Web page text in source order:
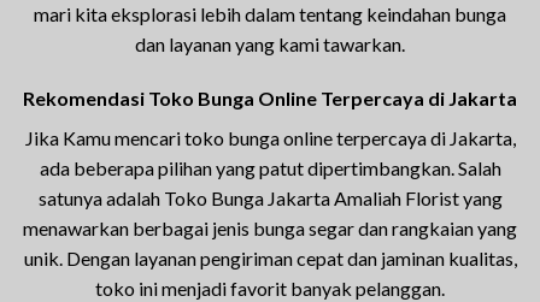
mari kita eksplorasi lebih dalam tentang keindahan bunga
dan layanan yang kami tawarkan.
Rekomendasi Toko Bunga Online Terpercaya di Jakarta
Jika Kamu mencari toko bunga online terpercaya di Jakarta,
ada beberapa pilihan yang patut dipertimbangkan. Salah
satunya adalah Toko Bunga Jakarta Amaliah Florist yang
menawarkan berbagai jenis bunga segar dan rangkaian yang
unik. Dengan layanan pengiriman cepat dan jaminan kualitas,
toko ini menjadi favorit banyak pelanggan.